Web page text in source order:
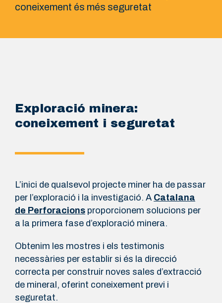
coneixement és més seguretat
Exploració minera:
coneixement i seguretat
L’inici de qualsevol projecte miner ha de passar
per l’exploració i la investigació. A Catalana
de Perforacions proporcionem solucions per
a la primera fase d’exploració minera.
Obtenim les mostres i els testimonis
necessàries per establir si és la direcció
correcta per construir noves sales d’extracció
de mineral, oferint coneixement previ i
seguretat.